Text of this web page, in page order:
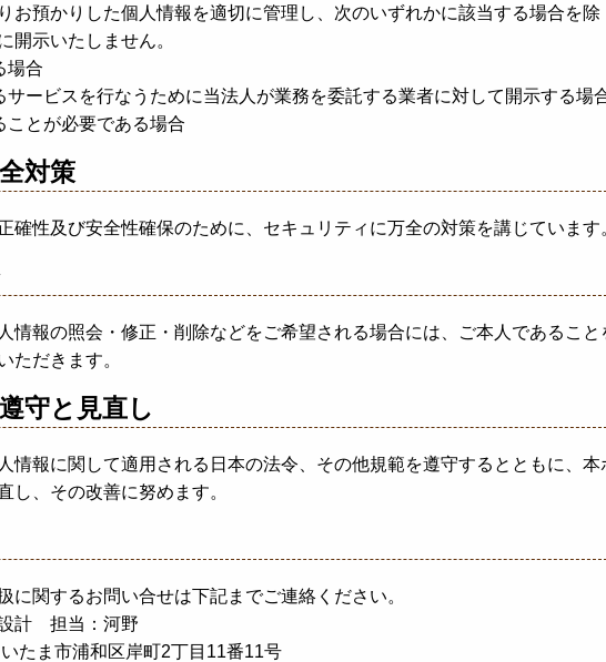
お預かりした個人情報を適切に管理し、次のいずれかに該当する場合を除
開示いたしません。
場合
サービスを行なうために当法人が業務を委託する業者に対して開示する場
ことが必要である場合
対策
確性及び安全性確保のために、セキュリティに万全の対策を講じています
情報の照会・修正・削除などをご希望される場合には、ご本人であること
ただきます。
守と見直し
情報に関して適用される日本の法令、その他規範を遵守するとともに、本
し、その改善に努めます。
に関するお問い合せは下記までご連絡ください。
計 担当：河野
たま市浦和区岸町2丁目11番11号